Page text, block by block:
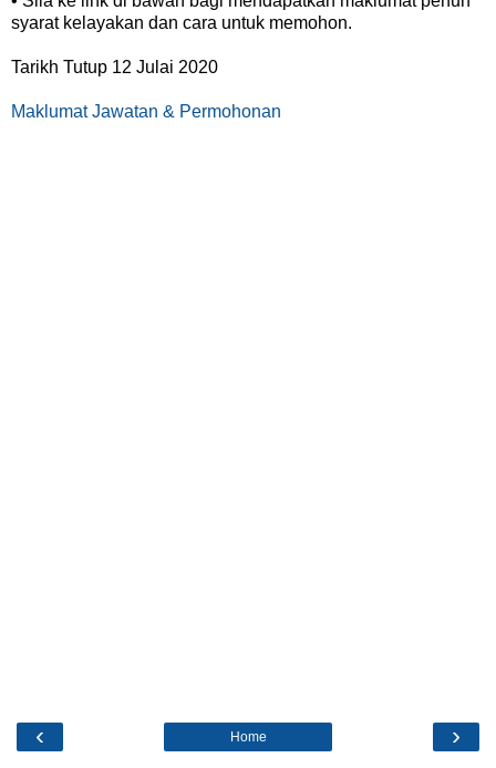
syarat kelayakan dan cara untuk memohon.
Tarikh Tutup 12 Julai 2020
Maklumat Jawatan & Permohonan
‹ ›
Home